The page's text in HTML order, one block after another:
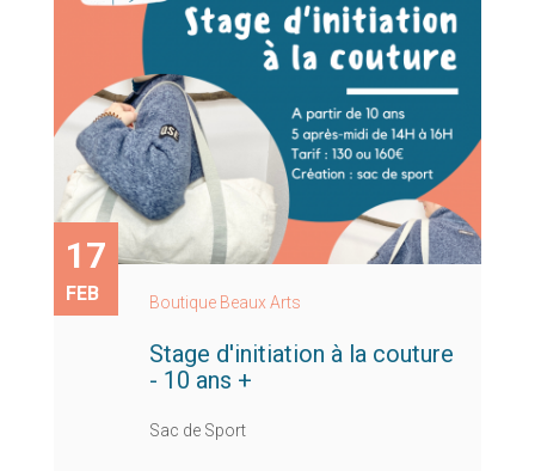
17
FEB Boutique Beaux Arts
Stage d'initiation à la couture
- 10 ans +
Sac de Sport